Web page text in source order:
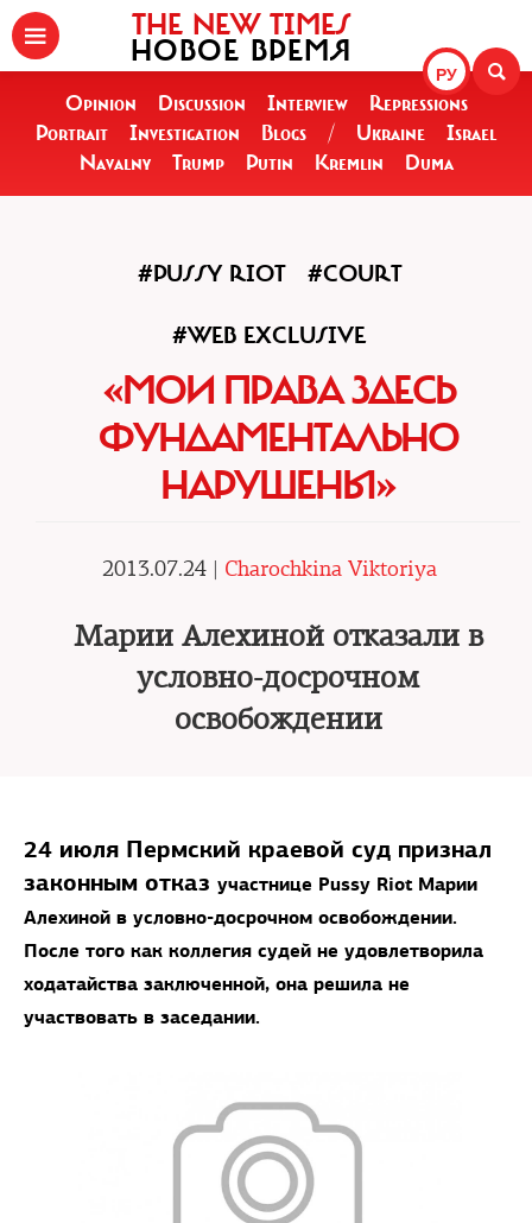
РУ
THE NEW TIMES
НОВОЕ ВРЕМЯ
Opinion Discussion Interview
Repressions
Portrait
Investigation Blogs / Ukraine
Israel
Navalny
Trump Putin Kremlin Duma
#PUSSY RIOT #COURT
#WEB EXCLUSIVE
«МОИ ПРАВА ЗДЕСЬ
ФУНДАМЕНТАЛЬНО
НАРУШЕНЫ»
2013.07.24 | Charochkina Viktoriya
Марии Алехиной отказали в
условно-досрочном
освобождении
24 июля Пермский краевой суд признал
законным отказ участнице Pussy Riot Марии
Алехиной в условно-досрочном освобождении.
После того как коллегия судей не удовлетворила
ходатайства заключенной, она решила не
участвовать в заседании.